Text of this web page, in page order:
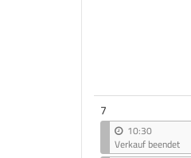
7
10:30
Verkauf beendet